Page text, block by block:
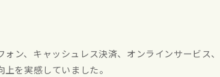
ン、キャッシュレス決済、オンラインサービス、
を実感していました。